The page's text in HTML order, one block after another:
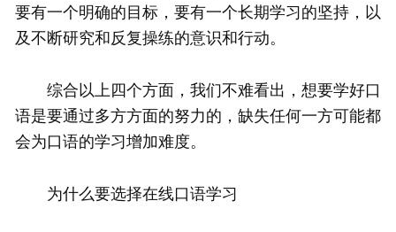
要有一个明确的目标，要有一个长期学习的坚持，以
及不断研究和反复操练的意识和行动。
综合以上四个方面，我们不难看出，想要学好口
语是要通过多方方面的努力的，缺失任何一方可能都
会为口语的学习增加难度。
为什么要选择在线口语学习